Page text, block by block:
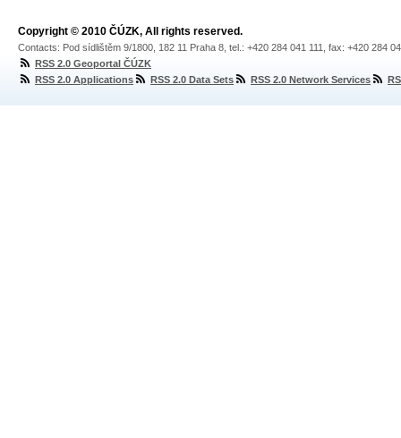
Copyright © 2010 ČÚZK, All rights reserved.
Contacts: Pod sídlištěm 9/1800, 182 11 Praha 8, tel.: +420 284 041 111, fax: +420 284
RSS 2.0 Geoportal ČÚZK
RSS 2.0 Applications
RSS 2.0 Data Sets RSS 2.0 Network Services